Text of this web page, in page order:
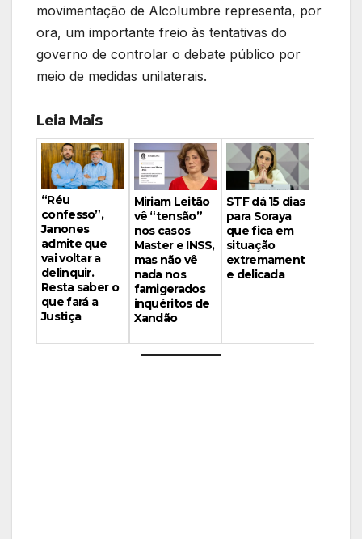
movimentação de Alcolumbre representa, por
ora, um importante freio às tentativas do
governo de controlar o debate público por
meio de medidas unilaterais.
Leia Mais
“Réu
confesso”,
Janones
admite que
vai voltar a
delinquir.
Resta saber o
que fará a
Justiça
Miriam Leitão
vê “tensão”
nos casos
Master e INSS,
mas não vê
nada nos
famigerados
inquéritos de
Xandão
STF dá 15 dias
para Soraya
que fica em
situação
extremament
e delicada